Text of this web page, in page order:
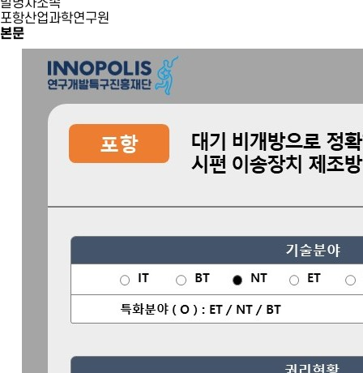
발명자소속
포항산업과학연구원
본문